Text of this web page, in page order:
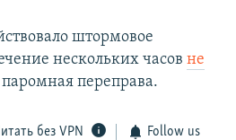
штормовое
нескольких часов не
переправа.
без VPN Follow us